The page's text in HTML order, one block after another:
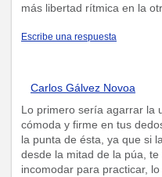
más libertad rítmica en la
Escribe una respuesta
Carlos Gálvez Novoa
Lo primero sería agarrar la
cómoda y firme en tus
la punta de ésta, ya que si
desde la mitad de la púa,
incomodar para practicar,